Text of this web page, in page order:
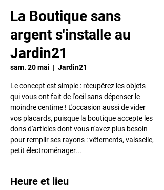
La Boutique sans
argent s'installe au
Jardin21
sam. 20 mai
  |
Jardin21
Le concept est simple : récupérez les objets
qui vous ont fait de l'oeil sans dépenser le
moindre centime ! L'occasion aussi de vider
vos placards, puisque la boutique accepte les
dons d'articles dont vous n'avez plus besoin
pour remplir ses rayons : vêtements, vaisselle,
petit électroménager...
Heure et lieu